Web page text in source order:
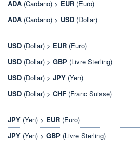
ADA (Cardano) > EUR (Euro)
ADA (Cardano) > USD (Dollar)
USD (Dollar) > EUR (Euro)
USD (Dollar) > GBP (Livre Sterling)
USD (Dollar) > JPY (Yen)
USD (Dollar) > CHF (Franc Suisse)
JPY (Yen) > EUR (Euro)
JPY (Yen) > GBP (Livre Sterling)